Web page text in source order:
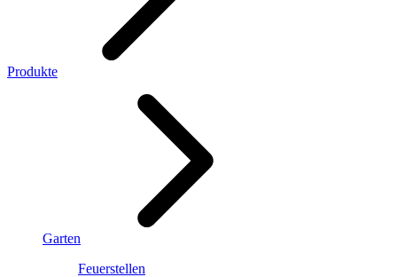
Produkte
Garten
Feuerstellen